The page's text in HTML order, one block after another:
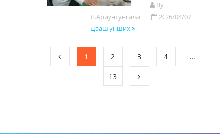
By
Л.Ариунтунгалаг
2026/04/07
Цааш унших
1 2 3 4 ...
13